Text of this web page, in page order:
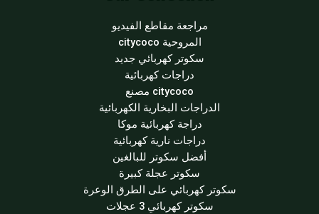
مراجعة مقاطع الفيديو
المروحية citycoco
سكوتر كهربائي جديد
دراجات كهربائية
citycoco مصنع
الدراجات البخارية الكهربائية
دراجة كهربائية موكا
دراجات نارية كهربائية
أفضل سكوتر للبالغين
سكوتر عجلة كبيرة
سكوتر كهربائي على الطرق الوعرة
سكوتر كهربائي 3 عجلات